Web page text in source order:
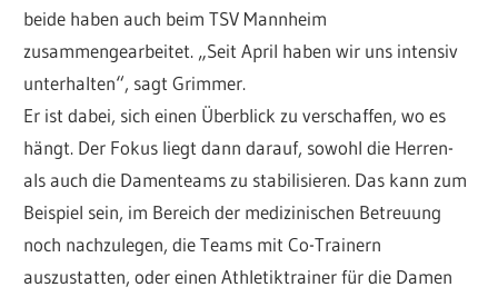
beide haben auch beim TSV Mannheim
zusammengearbeitet. „Seit April haben wir uns intensiv
unterhalten“, sagt Grimmer.
Er ist dabei, sich einen Überblick zu verschaffen, wo es
hängt. Der Fokus liegt dann darauf, sowohl die Herren-
als auch die Damenteams zu stabilisieren. Das kann zum
Beispiel sein, im Bereich der medizinischen Betreuung
noch nachzulegen, die Teams mit Co-Trainern
auszustatten, oder einen Athletiktrainer für die Damen